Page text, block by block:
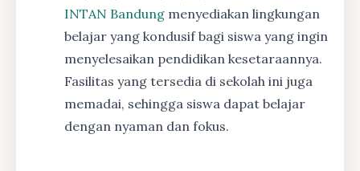
INTAN Bandung menyediakan lingkungan
belajar yang kondusif bagi siswa yang ingin
menyelesaikan pendidikan kesetaraannya.
Fasilitas yang tersedia di sekolah ini juga
memadai, sehingga siswa dapat belajar
dengan nyaman dan fokus.